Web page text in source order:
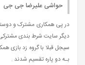
حواشی علیرضا جی جی
در پی همکاری مشترک و
دیگر سایت شرط بندی مشترکی
سیجل قبلا با گروه زد بازی
بـه دو پاره تقسیم شدند .